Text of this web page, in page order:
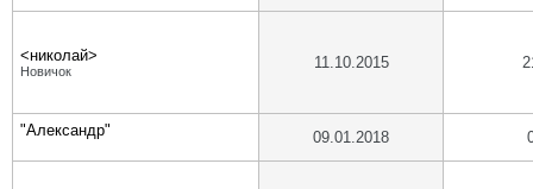
<николай>
Новичок 11.10.2015
"Александр" 09.01.2018